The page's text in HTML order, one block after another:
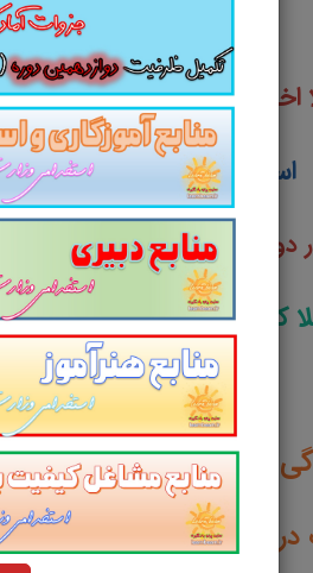
تدوین شده در قالب
اختصاصی شده برای:
استخدامی شرکت مدیریت
دوازدهمین دوره آزمون مشترک
کاربردیبا پاسخ های
برای مصاحبه
در قالب سناریو و